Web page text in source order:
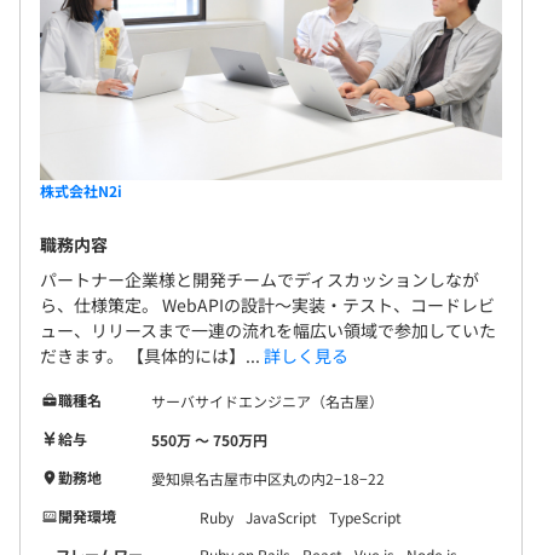
半期ごとに複数の観点から評価をおこない、給与改定と賞
与支給をおこないます。
2週間ごとに1on1を行い、目標の確認を方向性の確認を行
っております。
【給与グレード】
■8段階グレード(G1〜G8)
■グレードごとに3段階のレベル（entry、standard、
advanced）
■グレード別の給与レンジ
全社で約5割がエンジニアで構成されています。
事業部はほぼ全員がエンジニアとして、エンジニア、
6カ月（待遇の変更はありません）
株式会社N2i
職務内容
パートナー企業様と開発チームでディスカッションしなが
ら、仕様策定。 WebAPIの設計～実装・テスト、コードレビ
ュー、リリースまで一連の流れを幅広い領域で参加していた
だきます。 【具体的には】... 詳しく見る
職種名
サーバサイドエンジニア（名古屋）
給与
550万 〜 750万円
勤務地
愛知県名古屋市中区丸の内2−18−22
開発環境
Ruby JavaScript
TypeScript